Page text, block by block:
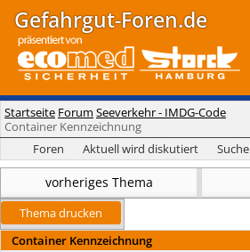
Gefahrgut-Foren.de
Startseite Forum Seeverkehr - IMDG-Code
Container Kennzeichnung
Foren
Aktuell wird diskutiert Suche
vorheriges Thema
Thema drucken
Container Kennzeichnung